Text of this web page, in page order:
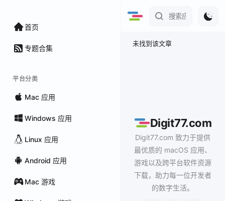
首页
专题合集
平台分类
Mac 应用
Windows 应用
Linux 应用
Android 应用
Mac 游戏
未找到该文章
Digit77.com
Digit77.com 致力于提供
最优质的 macOS 应用、
游戏以及跨平台软件资源
下载，助力每一位开发者
的数字生活。